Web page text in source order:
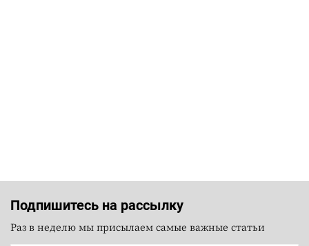
Подпишитесь на рассылку
Раз в неделю мы присылаем самые важные статьи